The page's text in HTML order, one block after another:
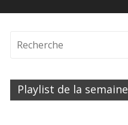
Playlist de la semaine